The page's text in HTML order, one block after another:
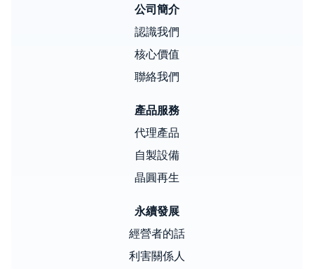
公司簡介
認識我們
核心價值
聯絡我們
產品服務
代理產品
自製設備
晶圓再生
永續發展
經營者的話
利害關係人